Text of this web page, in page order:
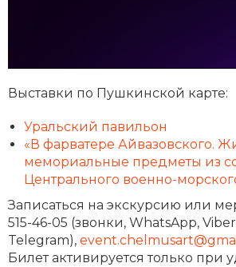
Выставки по Пушкинской карте:
Уральский павильон
«В фарватере Айвазовского.
мемориальные предметы из
Центрального военно-
Записаться на экскурсию или
515-46-05 (звонки, WhatsApp,
Telegram),
Билет активируется только при